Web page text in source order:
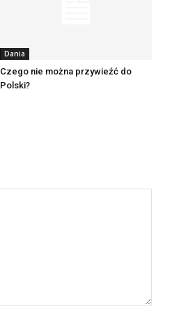
Dania
Czego nie można przywieźć do
Polski?